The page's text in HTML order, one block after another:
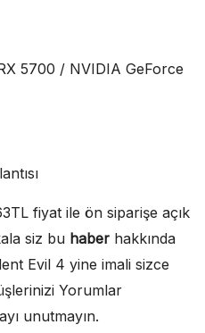
5700 / NVIDIA GeForce
fiyat ile ön siparişe açık
siz bu haber hakkında
Evil 4 yine imali sizce
Yorumlar
unutmayın.